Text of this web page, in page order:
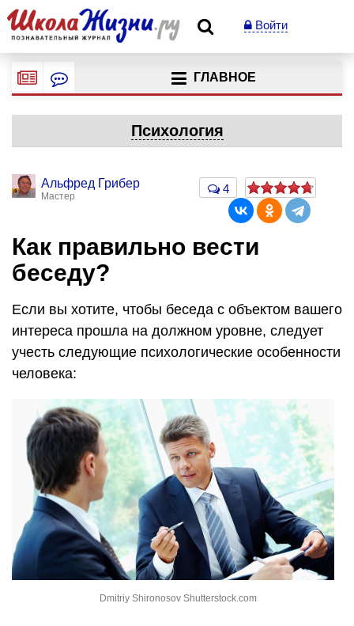
Войти
ГЛАВНОЕ
Психология
Альфред Грибер
Мастер
4
Как правильно вести
беседу?
Если вы хотите, чтобы беседа с объектом вашего
интереса прошла на должном уровне, следует
учесть следующие психологические особенности
человека:
Dmitriy Shironosov Shutterstock.com